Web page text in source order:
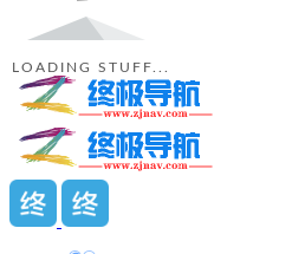
LOADING STUFF...